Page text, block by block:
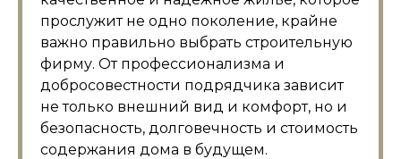
прослужит не одно поколение, крайне
важно правильно выбрать строительную
фирму. От профессионализма и
добросовестности подрядчика зависит
не только внешний вид и комфорт, но и
безопасность, долговечность и стоимость
содержания дома в будущем.